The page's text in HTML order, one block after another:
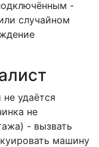
-
случайном
удаётся
не
- вызвать
машину